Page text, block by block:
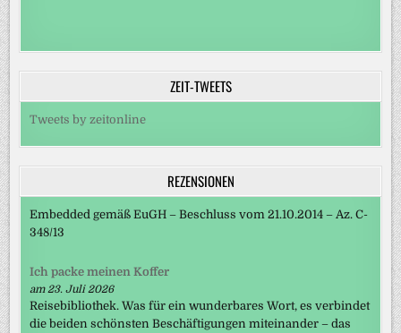
ZEIT-TWEETS
Tweets by zeitonline
REZENSIONEN
Embedded gemäß EuGH – Beschluss vom 21.10.2014 – Az. C-
348/13
Ich packe meinen Koffer
am 23. Juli 2026
Reisebibliothek. Was für ein wunderbares Wort, es verbindet
die beiden schönsten Beschäftigungen miteinander – das